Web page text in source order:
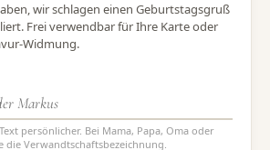
wir schlagen einen Geburtstagsgruß
Frei verwendbar für Ihre Karte oder
Widmung.
persönlicher. Bei Mama, Papa, Oma oder
Verwandtschaftsbezeichnung.